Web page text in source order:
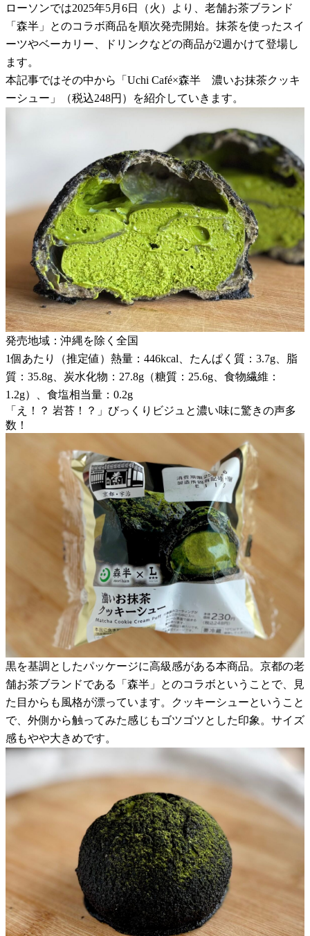
ローソンでは2025年5月6日（火）より、老舗お茶ブランド
「森半」とのコラボ商品を順次発売開始。抹茶を使ったスイ
ーツやベーカリー、ドリンクなどの商品が2週かけて登場し
ます。
本記事ではその中から「Uchi Café×森半 濃いお抹茶クッキ
ーシュー」（税込248円）を紹介していきます。
発売地域：沖縄を除く全国
1個あたり（推定値）熱量：446kcal、たんぱく質：3.7g、脂
質：35.8g、炭水化物：27.8g（糖質：25.6g、食物繊維：
1.2g）、食塩相当量：0.2g
「え！？ 岩苔！？」びっくりビジュと濃い味に驚きの声多
数！
黒を基調としたパッケージに高級感がある本商品。京都の老
舗お茶ブランドである「森半」とのコラボということで、見
た目からも風格が漂っています。クッキーシューということ
で、外側から触ってみた感じもゴツゴツとした印象。サイズ
感もやや大きめです。